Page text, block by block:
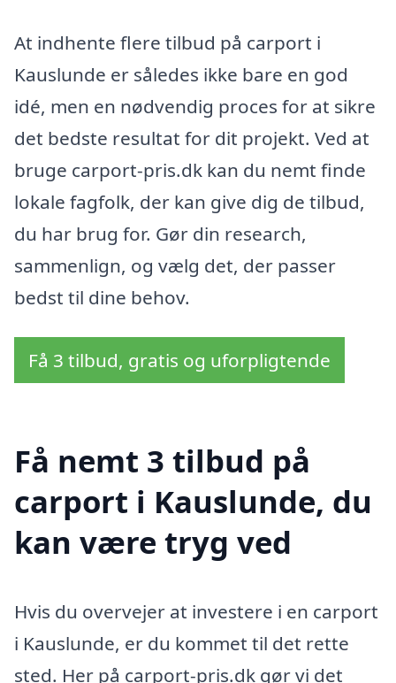
At indhente flere tilbud på carport i
Kauslunde er således ikke bare en god
idé, men en nødvendig proces for at sikre
det bedste resultat for dit projekt. Ved at
bruge carport-pris.dk kan du nemt finde
lokale fagfolk, der kan give dig de tilbud,
du har brug for. Gør din research,
sammenlign, og vælg det, der passer
bedst til dine behov.
Få 3 tilbud, gratis og uforpligtende
Få nemt 3 tilbud på
carport i Kauslunde, du
kan være tryg ved
Hvis du overvejer at investere i en carport
i Kauslunde, er du kommet til det rette
sted. Her på carport-pris.dk gør vi det